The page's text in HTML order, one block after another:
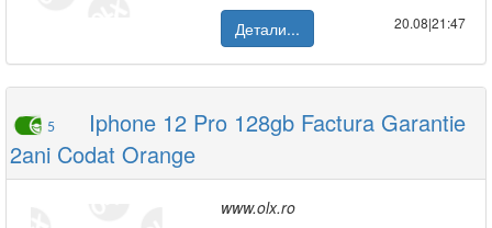
Детали...
20.08|21:47
5
Iphone 12 Pro 128gb Factura Garantie
2ani Codat Orange
www.olx.ro